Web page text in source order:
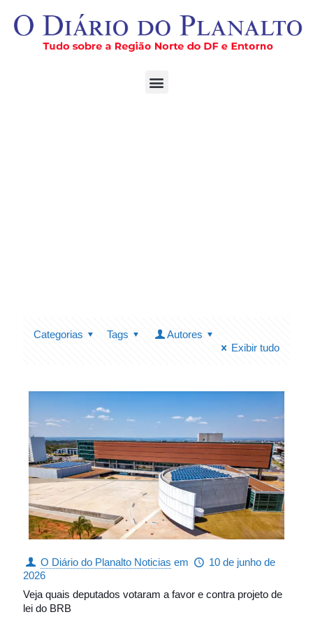
Categorias Tags
Autores
Exibir tudo
O Diário do Planalto Noticias em
10 de junho de
2026
Veja quais deputados votaram a favor e contra projeto de
lei do BRB